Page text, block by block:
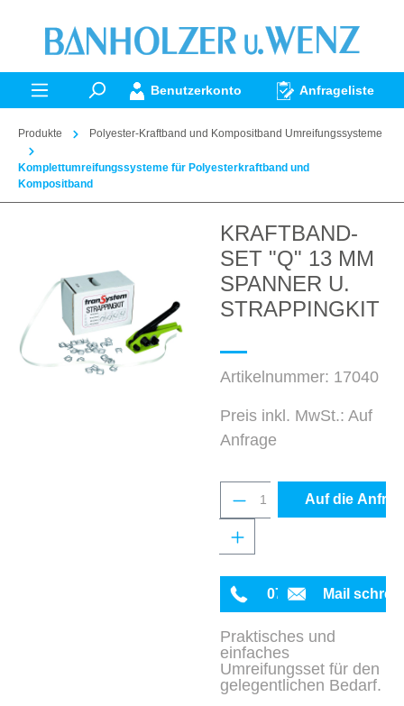
springen
Benutzerkonto Anfrageliste
Produkte Polyester-Kraftband und Kompositband Umreifungssysteme
Komplettumreifungssysteme für Polyesterkraftband und
Kompositband
KRAFTBAND-
SET "Q" 13 MM
SPANNER U.
STRAPPINGKIT
Artikelnummer: 17040
Preis inkl. MwSt.: Auf
Anfrage
Produkt Anzahl:
Auf die
0711 342934-0
Mail
Praktisches und
einfaches
Umreifungsset für den
gelegentlichen Bedarf.